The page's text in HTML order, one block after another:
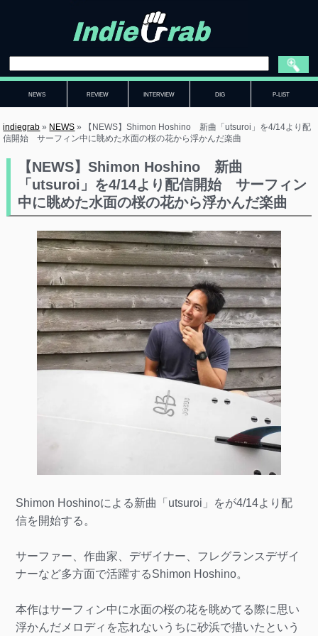
NEWS REVIEW INTERVIEW DIG P-LIST
indiegrab » NEWS »
【NEWS】Shimon Hoshino 新曲「utsuroi」を4/14より配
信開始 サーフィン中に眺めた水面の桜の花から浮かんだ楽曲
【NEWS】Shimon Hoshino 新曲
「utsuroi」を4/14より配信開始 サーフィン
中に眺めた水面の桜の花から浮かんだ楽曲
Shimon Hoshinoによる新曲「utsuroi」をが4/14より配
信を開始する。
サーファー、作曲家、デザイナー、フレグランスデザイ
ナーなど多方面で活躍するShimon Hoshino。
本作はサーフィン中に水面の桜の花を眺めてる際に思い
浮かんだメロディを忘れないうちに砂浜で描いたという